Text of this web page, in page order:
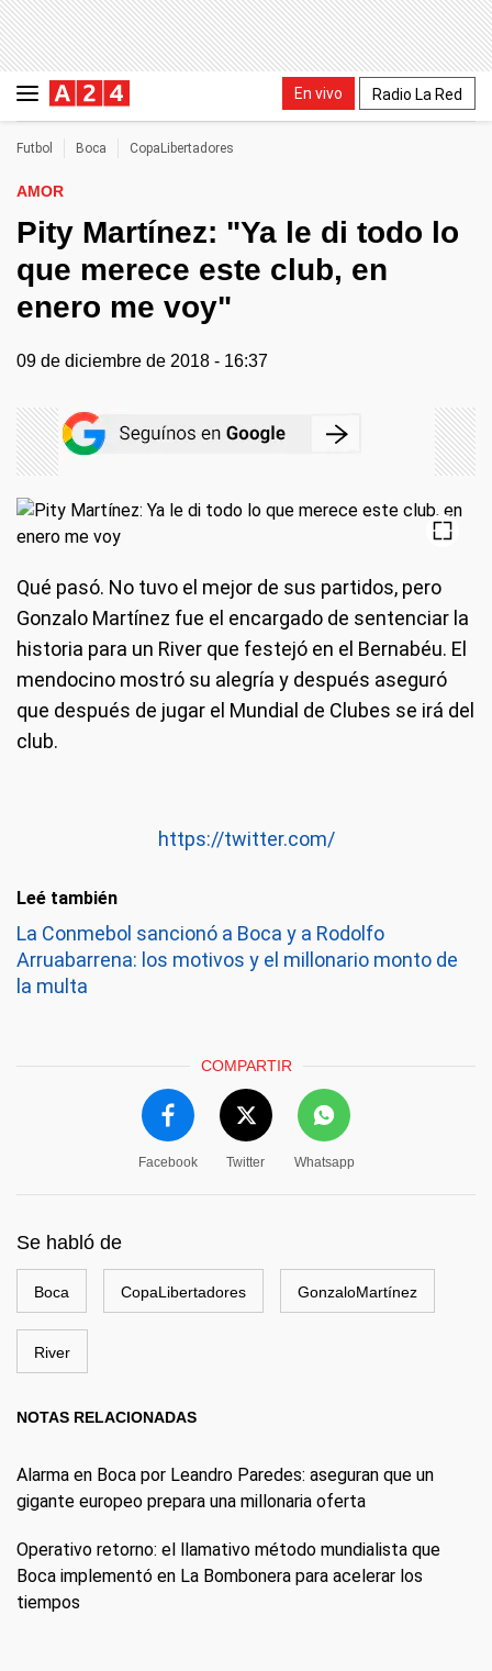
En vivo Radio La Red
Futbol Boca CopaLibertadores
AMOR
Pity Martínez: "Ya le di todo lo
que merece este club, en
enero me voy"
09 de diciembre de 2018 - 16:37
Qué pasó. No tuvo el mejor de sus partidos, pero
Gonzalo Martínez fue el encargado de sentenciar la
historia para un River que festejó en el Bernabéu. El
mendocino mostró su alegría y después aseguró
que después de jugar el Mundial de Clubes se irá del
club.
https://twitter.com/
Leé también
La Conmebol sancionó a Boca y a Rodolfo
Arruabarrena: los motivos y el millonario monto de
la multa
COMPARTIR
Facebook Twitter Whatsapp
Se habló de
Boca CopaLibertadores GonzaloMartínez
River
NOTAS RELACIONADAS
Alarma en Boca por Leandro Paredes: aseguran que un
gigante europeo prepara una millonaria oferta
Operativo retorno: el llamativo método mundialista que
Boca implementó en La Bombonera para acelerar los
tiempos